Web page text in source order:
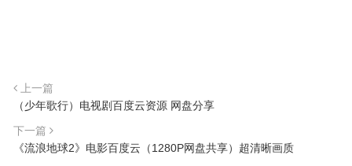
上一篇
（少年歌行）电视剧百度云资源 网盘分享
下一篇
《流浪地球2》电影百度云（1280P网盘共享）超清晰画质